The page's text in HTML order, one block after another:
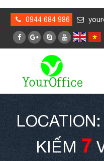
0944 684 986
KIẾM7